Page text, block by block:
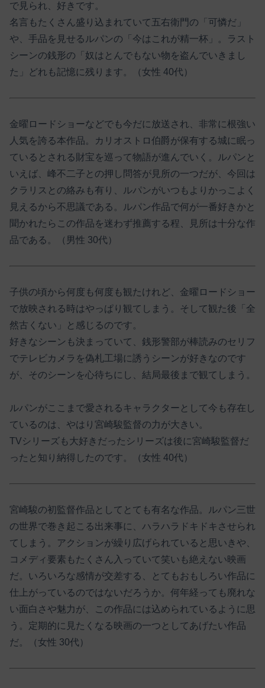
で見られ、好きです。
名言もたくさん盛り込まれていて五右衛門の「可憐だ」
や、手品を見せるルパンの「今はこれが精一杯」。ラスト
シーンの銭形の「奴はとんでもない物を盗んでいきまし
た」どれも記憶に残ります。（女性 40代）
金曜ロードショーなどでも今だに放送され、非常に根強い
人気を誇る本作品。カリオストロ伯爵が保有する城に眠っ
ているとされる財宝を巡って物語が進んでいく。ルパンと
いえば、峰不二子との押し問答が見所の一つだが、今回は
クラリスとの絡みも有り、ルパンがいつもよりかっこよく
見えるから不思議である。ルパン作品で何が一番好きかと
聞かれたらこの作品を迷わず推薦する程、見所は十分な作
品である。（男性 30代）
子供の頃から何度も何度も観たけれど、金曜ロードショー
で放映される時はやっぱり観てしまう。そして観た後「全
然古くない」と感じるのです。
好きなシーンも決まっていて、銭形警部が棒読みのセリフ
でテレビカメラを偽札工場に誘うシーンが好きなのです
が、そのシーンを心待ちにし、結局最後まで観てしまう。
ルパンがここまで愛されるキャラクターとして今も存在し
ているのは、やはり宮崎駿監督の力が大きい。
TVシリーズも大好きだったシリーズは後に宮崎駿監督だ
ったと知り納得したのです。（女性 40代）
宮崎駿の初監督作品としてとても有名な作品。ルパン三世
の世界で巻き起こる出来事に、ハラハラドキドキさせられ
てしまう。アクションが繰り広げられていると思いきや、
コメディ要素もたくさん入っていて笑いも絶えない映画
だ。いろいろな感情が交差する、とてもおもしろい作品に
仕上がっているのではないだろうか。何年経っても廃れな
い面白さや魅力が、この作品には込められているように思
う。定期的に見たくなる映画の一つとしてあげたい作品
だ。（女性 30代）